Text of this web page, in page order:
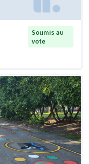
Soumis au
vote